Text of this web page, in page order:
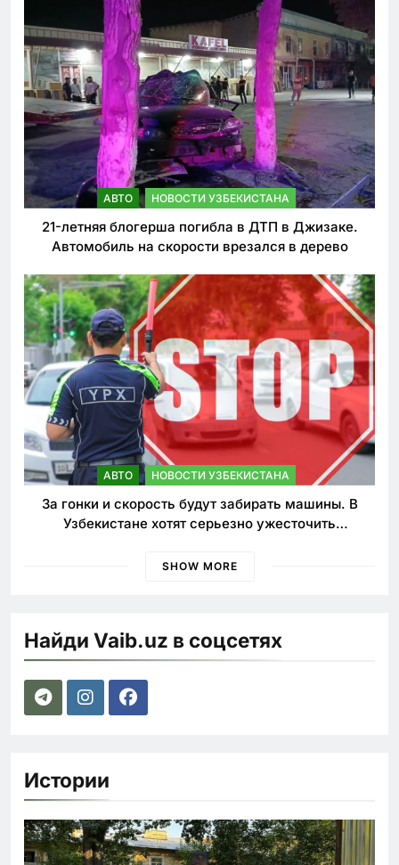
АВТО НОВОСТИ УЗБЕКИСТАНА
21-летняя блогерша погибла в ДТП в Джизаке.
Автомобиль на скорости врезался в дерево
АВТО НОВОСТИ УЗБЕКИСТАНА
За гонки и скорость будут забирать машины. В
Узбекистане хотят серьезно ужесточить
SHOW MORE
Найди Vaib.uz в соцсетях
Истории